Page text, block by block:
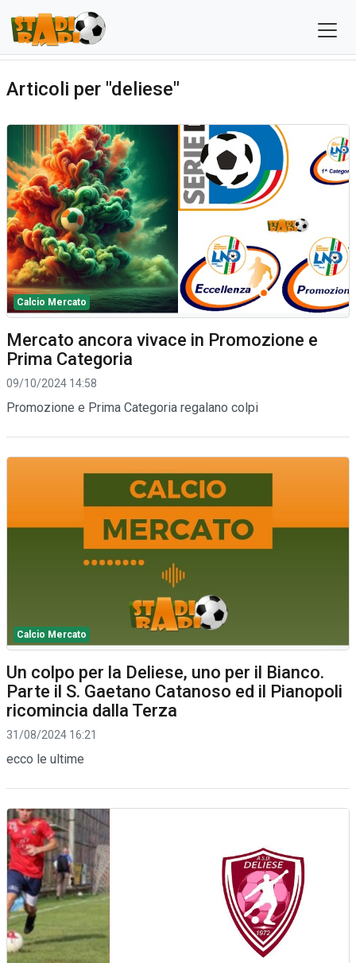
Articoli per "deliese"
Calcio Mercato
Mercato ancora vivace in Promozione e
Prima Categoria
09/10/2024 14:58
Promozione e Prima Categoria regalano colpi
Calcio Mercato
Un colpo per la Deliese, uno per il Bianco.
Parte il S. Gaetano Catanoso ed il Pianopoli
ricomincia dalla Terza
31/08/2024 16:21
ecco le ultime